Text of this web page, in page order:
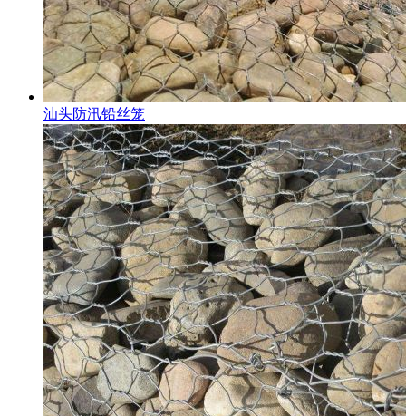
汕头防汛铅丝笼